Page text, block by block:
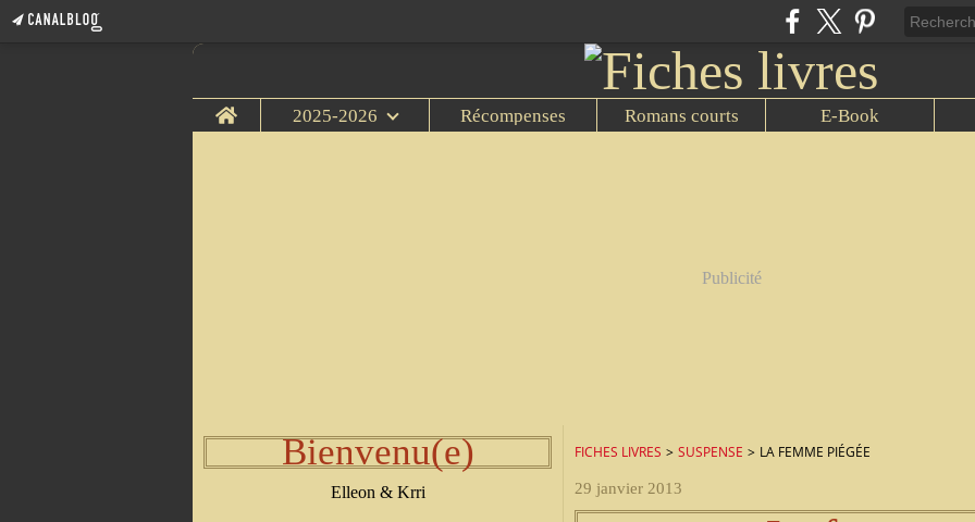
Home 2025-2026 Récompenses Romans courts E-Book
Publicité
Bienvenu(e)
Elleon & Krri
FICHES LIVRES > SUSPENSE > LA FEMME PIÉGÉE
29 janvier 2013